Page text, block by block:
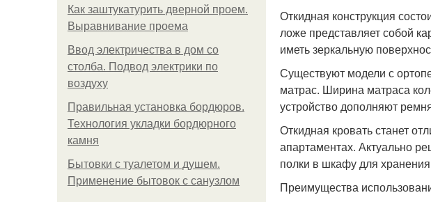
Как заштукатурить дверной проем.
Выравнивание проема
Ввод электричества в дом со
столба. Подвод электрики по
воздуху
Правильная установка бордюров.
Технология укладки бордюрного
камня
Бытовки с туалетом и душем.
Применение бытовок с санузлом
Откидная конструкция
ложе представляет собой
иметь зеркальную
Существуют модели с
матрас. Ширина матраса
устройство дополняют
Откидная кровать станет
апартаментах. Актуально
полки в шкафу для
Преимущества